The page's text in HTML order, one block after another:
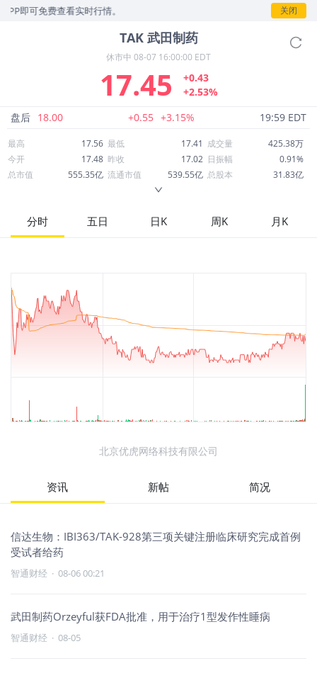
可免费查看实时行情。 关闭
TAK 武田制药
休市中 08-07 16:00:00 EDT
17.45
+0.43
+2.53%
盘后 18.00 +0.55 +3.15% 19:59 EDT
最高 17.56 最低 17.41 成交量
425.38万
今开
17.48 昨收 17.02 日振幅
0.91%
总市值
555.35亿 流通市值 539.55亿 总股本
31.83亿
52周最高
18.90 市盈率
-54.80
股息
分时 五日 日K 周K 月K
北京优虎网络科技有限公司
资讯 新帖 简况
信达生物：IBI363/TAK-928第三项关键注册临床研究完成首例
受试者给药
智通财经 · 08-06 00:21
武田制药Orzeyful获FDA批准，用于治疗1型发作性睡病
智通财经 · 08-05